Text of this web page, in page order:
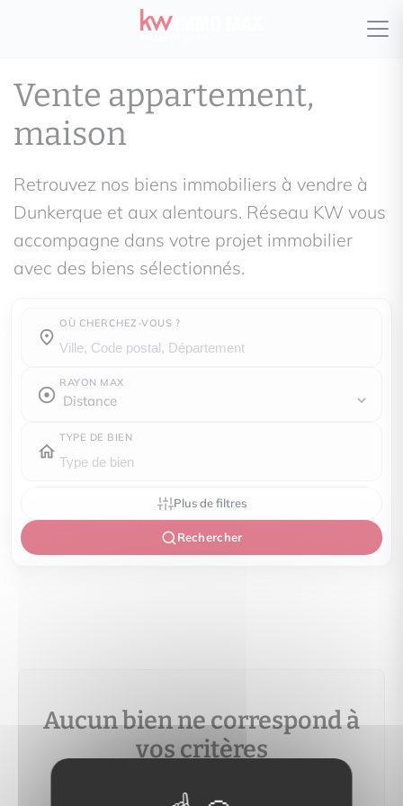
Vente appartement,
maison
Retrouvez nos biens immobiliers à vendre à
Dunkerque et aux alentours. Réseau KW vous
accompagne dans votre projet immobilier
avec des biens sélectionnés.
OÙ CHERCHEZ-VOUS ?
Où cherchez-vous ?
RAYON MAX
TYPE DE BIEN
Plus de filtres
Rechercher
Aucun bien ne correspond à
vos critères
Modifiez vos critères de recherche